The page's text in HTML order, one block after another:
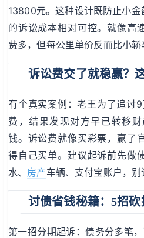
13800元。这种设计既防止小
的诉讼成本相对可控。就像高
费多，但每公里单价反而比小轿
诉讼费交了就稳赢？
有个真实案例：老王为了追讨
费，结果发现对方早已转移
钱。诉讼费就像买彩票，赢了
得自己买单。建议起诉前先做
水、 房产车辆、支付宝账户，别
讨债省钱秘籍：5招砍
第一招分期起诉：债务分多笔